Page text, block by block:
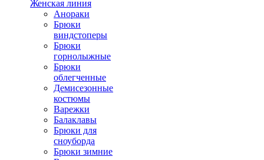
Женская линия
Анораки
Брюки
виндстоперы
Брюки
горнолыжные
Брюки
облегченные
Демисезонные
костюмы
Варежки
Балаклавы
Брюки для
сноуборда
Брюки зимние